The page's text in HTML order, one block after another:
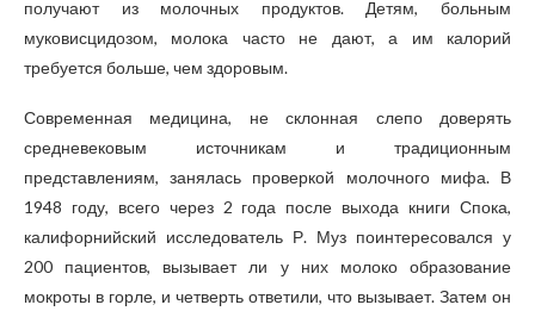
получают из молочных продуктов. Детям, больным
муковисцидозом, молока часто не дают, а им калорий
требуется больше, чем здоровым.
Современная медицина, не склонная слепо доверять
средневековым источникам и традиционным
представлениям, занялась проверкой молочного мифа. В
1948 году, всего через 2 года после выхода книги Спока,
калифорнийский исследователь Р. Муз поинтересовался у
200 пациентов, вызывает ли у них молоко образование
мокроты в горле, и четверть ответили, что вызывает. Затем он